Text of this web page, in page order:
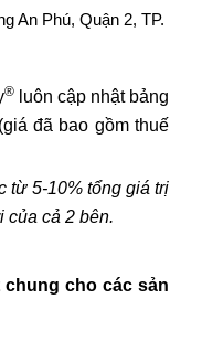
An Phú, Quận 2, TP.
®
luôn cập nhật bảng
đã bao gồm thuế
từ 5-10% tổng giá trị
của cả 2 bên.
cho các sản